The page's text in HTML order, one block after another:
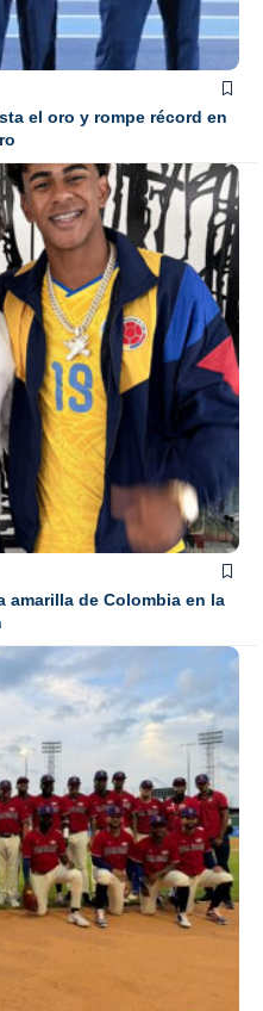
el oro y rompe récord en
amarilla de Colombia en la